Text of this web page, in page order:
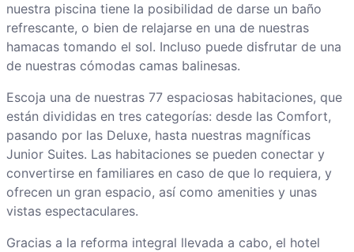
nuestra piscina tiene la posibilidad de darse un baño
refrescante, o bien de relajarse en una de nuestras
hamacas tomando el sol. Incluso puede disfrutar de una
de nuestras cómodas camas balinesas.
Escoja una de nuestras 77 espaciosas habitaciones, que
están divididas en tres categorías: desde las Comfort,
pasando por las Deluxe, hasta nuestras magníficas
Junior Suites. Las habitaciones se pueden conectar y
convertirse en familiares en caso de que lo requiera, y
ofrecen un gran espacio, así como amenities y unas
vistas espectaculares.
Gracias a la reforma integral llevada a cabo, el hotel